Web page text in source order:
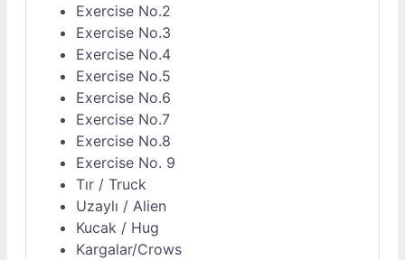
Exercise No.2
Exercise No.3
Exercise No.4
Exercise No.5
Exercise No.6
Exercise No.7
Exercise No.8
Exercise No. 9
Tır / Truck
Uzaylı / Alien
Kucak / Hug
Kargalar/Crows